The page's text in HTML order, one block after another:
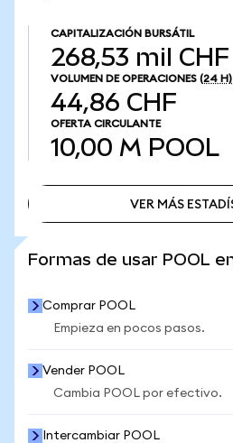
CAPITALIZACIÓN BURSÁTIL
268,53 mil CHF
VOLUMEN DE OPERACIONES (24 H)
44,86 CHF
OFERTA CIRCULANTE
10,00 M POOL
VER MÁS
Formas de usar POOL
Comprar POOL
Empieza en pocos pasos.
Vender POOL
Cambia POOL por efectivo.
Intercambiar POOL